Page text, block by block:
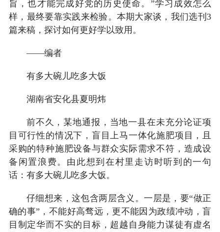
旨，也才能完成好党的历史使命。”学习成效怎么
样，最终要靠实践来检验。本期大家谈，我们选刊3
篇来稿，探讨如何更好学以致用。
——编者
有多大碗儿吃多大饭
湖南省安化县夏明炜
前不久，某地通报，当地一县在未充分论证项
目可行性的情况下，盲目上马一体化施肥项目，且
采购的特种施肥设备与群众实际需求不符，造成设
备闲置浪费。由此想到在村里走访时听到的一句
话：有多大碗儿吃多大饭。
仔细想来，这包含两层含义。一层是，要“做正
确的事”，不能好高骛远，更不能因为政绩冲动，盲
目制定华而不实的目标，超越自身能力谋徒有虚名